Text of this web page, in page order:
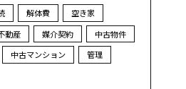
解体費
空き家
動産 媒介契約
中古物件
中古マンション
管理